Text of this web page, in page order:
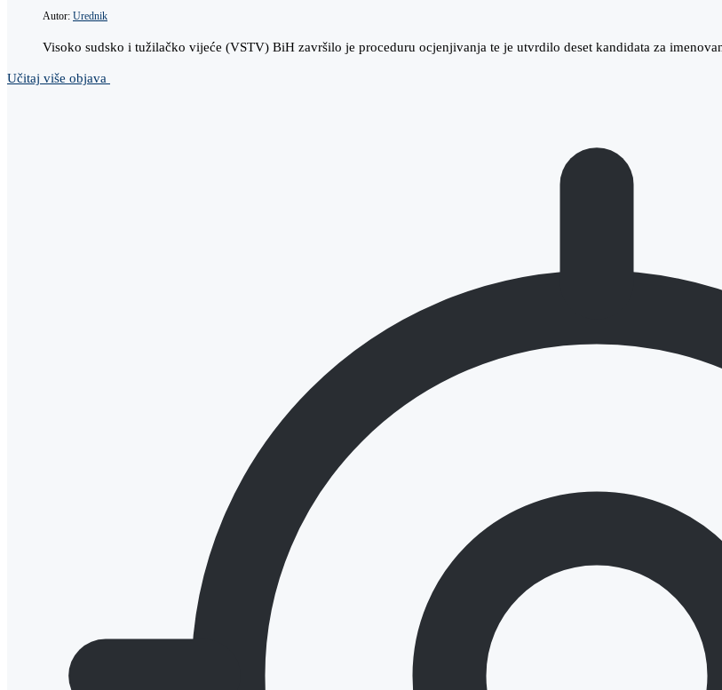
Autor: Urednik
Visoko sudsko i tužilačko vijeće (VSTV) BiH završilo je proceduru ocjenjivanja te je utvrdilo deset kandidata za
Učitaj više objava